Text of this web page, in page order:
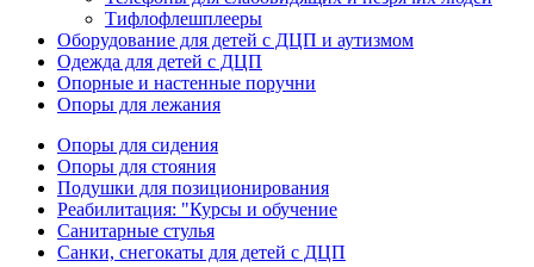
Тифлофлешплееры
Оборудование для детей с ДЦП и аутизмом
Одежда для детей с ДЦП
Опорные и настенные поручни
Опоры для лежания
Опоры для сидения
Опоры для стояния
Подушки для позиционирования
Реабилитация: "Курсы и обучение
Санитарные стулья
Санки, снегокаты для детей с ДЦП